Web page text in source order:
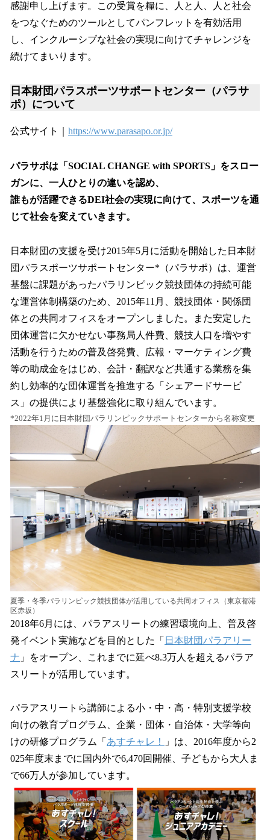
感謝申し上げます。この受賞を糧に、人と人、人と社会
をつなぐためのツールとしてパンフレットを有効活用
し、インクルーシブな社会の実現に向けてチャレンジを
続けてまいります。
日本財団パラスポーツサポートセンター（パラサ
ポ）について
公式サイト｜ https://www.parasapo.or.jp/
パラサポは「SOCIAL CHANGE with SPORTS」をスロー
ガンに、一人ひとりの違いを認め、
誰もが活躍できるDEI社会の実現に向けて、スポーツを通
じて社会を変えていきます。
日本財団の支援を受け2015年5月に活動を開始した日本財
団パラスポーツサポートセンター*（パラサポ）は、運営
基盤に課題があったパラリンピック競技団体の持続可能
な運営体制構築のため、2015年11月、競技団体・関係団
体との共同オフィスをオープンしました。また安定した
団体運営に欠かせない事務局人件費、競技人口を増やす
活動を行うための普及啓発費、広報・マーケティング費
等の助成金をはじめ、会計・翻訳など共通する業務を集
約し効率的な団体運営を推進する「シェアードサービ
ス」の提供により基盤強化に取り組んでいます。
*2022年1月に日本財団パラリンピックサポートセンターから名称変更
夏季・冬季パラリンピック競技団体が活用している共同オフィス（東京都港
区赤坂）
2018年6月には、パラアスリートの練習環境向上、普及啓
発イベント実施などを目的とした「 日本財団パラアリー
ナ 」をオープン、これまでに延べ8.3万人を超えるパラア
スリートが活用しています。
パラアスリートら講師による小・中・高・特別支援学校
向けの教育プログラム、企業・団体・自治体・大学等向
けの研修プログラム「 あすチャレ！
」は、2016年度から2
025年度末までに国内外で6,470回開催、子どもから大人ま
で66万人が参加しています。